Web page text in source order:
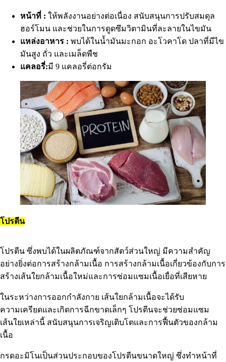
หน้าที่ : ให้พลังงานอย่างต่อเนื่อง สนับสนุนการปรับสมดุล
ฮอร์โมน และช่วยในการดูดซึมวิตามินที่ละลายในไขมัน
แหล่งอาหาร : พบได้ในน้ำมันมะกอก อะโวคาโด ปลาที่มีไข
มันสูง ถั่ว และเมล็ดพืช
แคลอรี่:มี 9 แคลอรี่ต่อกรัม
โปรตีน
โปรตีน ซึ่งพบได้ในผลิตภัณฑ์จากสัตว์ส่วนใหญ่ มีความสำคัญ
อย่างยิ่งต่อการสร้างกล้ามเนื้อ การสร้างกล้ามเนื้อเกี่ยวข้องกับการ
สร้างเส้นใยกล้ามเนื้อใหม่และการซ่อมแซมเนื้อเยื่อที่เสียหาย
ในระหว่างการออกกำลังกาย เส้นใยกล้ามเนื้อจะได้รับ
ความเครียดและเกิดการฉีกขาดเล็กๆ โปรตีนจะช่วยซ่อมแซม
เส้นใยเหล่านี้ สนับสนุนการเจริญเติบโตและการฟื้นตัวของกล้าม
เนื้อ
กรดอะมิโนเป็นส่วนประกอบของโปรตีนขนาดใหญ่ ซึ่งทำหน้าที่